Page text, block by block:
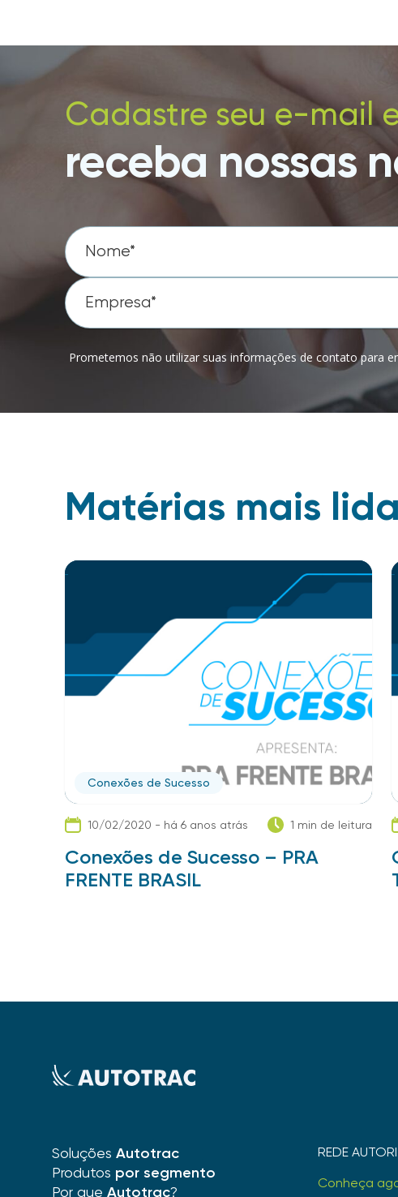
Cadastre seu e-mail
receba nossas
Prometemos não utilizar suas informações de contato para
Matérias mais
Conexões de Sucesso
10/02/2020 - há 6 anos atrás 1 min de leitura
Conexões de Sucesso – PRA
FRENTE BRASIL
Soluções Autotrac
Produtos por segmento
Por que Autotrac?
REDE
Conheça